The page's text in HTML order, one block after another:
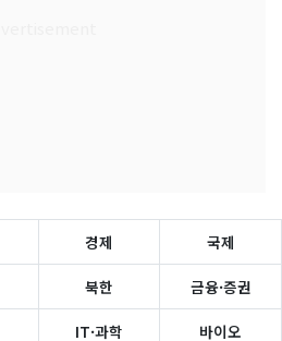
경제 국제
북한 금융·증권
IT·과학 바이오